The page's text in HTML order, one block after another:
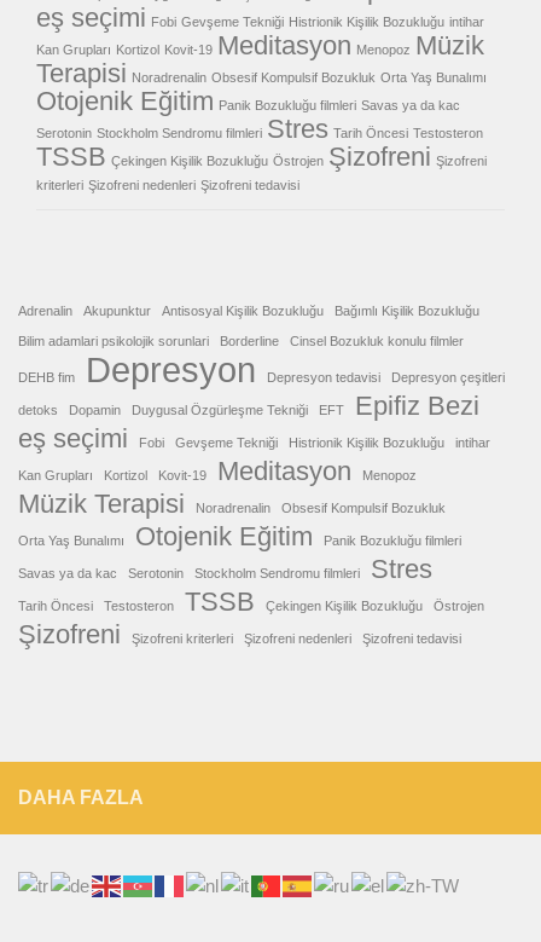
eş seçimi Fobi Gevşeme Tekniği Histrionik Kişilik Bozukluğu intihar
Kan Grupları Kortizol Kovit-19 Meditasyon Menopoz Müzik
Terapisi Noradrenalin Obsesif Kompulsif Bozukluk Orta Yaş Bunalımı
Otojenik Eğitim Panik Bozukluğu filmleri Savas ya da kac
Serotonin Stockholm Sendromu filmleri Stres Tarih Öncesi Testosteron
TSSB Çekingen Kişilik Bozukluğu Östrojen Şizofreni Şizofreni
kriterleri Şizofreni nedenleri Şizofreni tedavisi
Adrenalin Akupunktur Antisosyal Kişilik Bozukluğu Bağımlı Kişilik Bozukluğu
Bilim adamlari psikolojik sorunlari Borderline Cinsel Bozukluk konulu filmler
DEHB fim Depresyon Depresyon tedavisi Depresyon çeşitleri
detoks Dopamin Duygusal Özgürleşme Tekniği EFT
Epifiz Bezi
eş seçimi
Fobi Gevşeme Tekniği Histrionik Kişilik Bozukluğu intihar
Kan Grupları Kortizol Kovit-19 Meditasyon Menopoz
Müzik Terapisi Noradrenalin Obsesif Kompulsif Bozukluk
Orta Yaş Bunalımı Otojenik Eğitim Panik Bozukluğu filmleri
Savas ya da kac Serotonin Stockholm Sendromu filmleri Stres
Tarih Öncesi Testosteron TSSB Çekingen Kişilik Bozukluğu Östrojen
Şizofreni Şizofreni kriterleri Şizofreni nedenleri Şizofreni tedavisi
DAHA FAZLA